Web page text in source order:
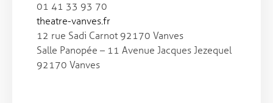
01 41 33 93 70
theatre-vanves.fr
12 rue Sadi Carnot 92170 Vanves
Salle Panopée – 11 Avenue Jacques Jezequel
92170 Vanves